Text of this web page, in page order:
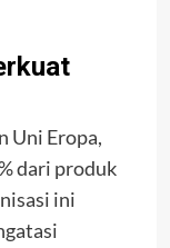
Uni Eropa,
dari produk
ini